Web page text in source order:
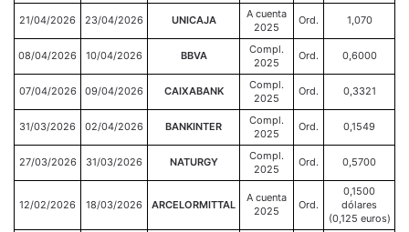
21/04/2026 23/04/2026 UNICAJA
A cuenta
2025
Ord. 1,070
08/04/2026 10/04/2026 BBVA
Compl.
2025
Ord. 0,6000
07/04/2026 09/04/2026 CAIXABANK
Compl.
2025
Ord. 0,3321
31/03/2026 02/04/2026 BANKINTER
Compl.
2025
Ord. 0,1549
27/03/2026 31/03/2026 NATURGY
Compl.
2025
Ord. 0,5700
12/02/2026 18/03/2026 ARCELORMITTAL
A cuenta
2025
Ord.
0,1500
dólares
(0,125 euros)